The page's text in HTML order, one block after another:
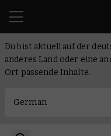
Du bist aktuell auf der
anderes Land oder eine
Ort passende Inhalte.